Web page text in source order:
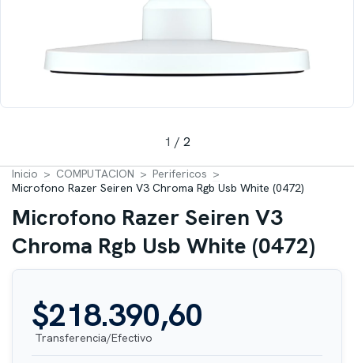
1 / 2
Inicio > COMPUTACION > Perifericos >
Microfono Razer Seiren V3 Chroma Rgb Usb White (0472)
Microfono Razer Seiren V3
Chroma Rgb Usb White (0472)
$218.390,60